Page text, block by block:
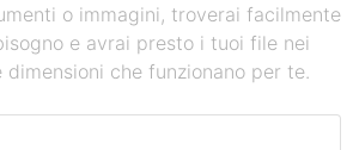
o immagini, troverai facilmente
e avrai presto i tuoi file nei
che funzionano per te.